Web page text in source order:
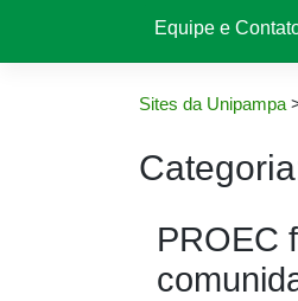
Equipe e
Sites da Unipampa
PROEC